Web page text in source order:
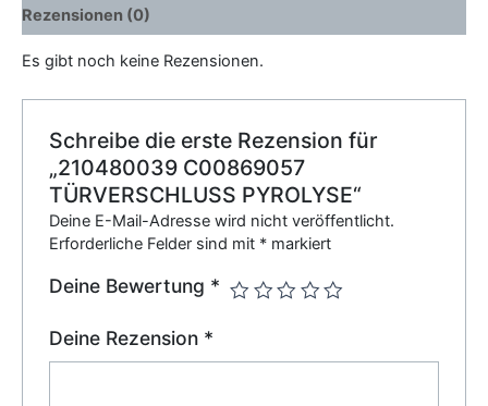
Rezensionen (0)
Es gibt noch keine Rezensionen.
Schreibe die erste Rezension für
„210480039 C00869057
TÜRVERSCHLUSS PYROLYSE“
Deine E-Mail-Adresse wird nicht veröffentlicht.
Erforderliche Felder sind mit * markiert
Deine Bewertung *
Deine Rezension *